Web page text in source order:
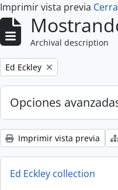
Imprimir vista previa
Archival description
Remove filter:
Ed Eckley
Opciones
Imprimir vista previa
Ed Eckley collection